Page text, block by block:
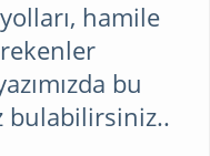
hamile
bu
bulabilirsiniz..